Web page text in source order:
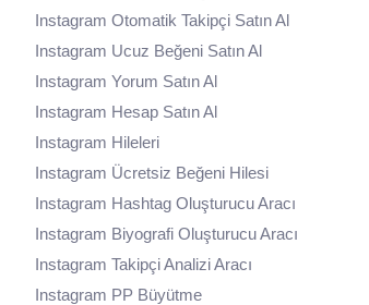
Instagram Otomatik Takipçi Satın Al
Instagram Ucuz Beğeni Satın Al
Instagram Yorum Satın Al
Instagram Hesap Satın Al
Instagram Hileleri
Instagram Ücretsiz Beğeni Hilesi
Instagram Hashtag Oluşturucu Aracı
Instagram Biyografi Oluşturucu Aracı
Instagram Takipçi Analizi Aracı
Instagram PP Büyütme